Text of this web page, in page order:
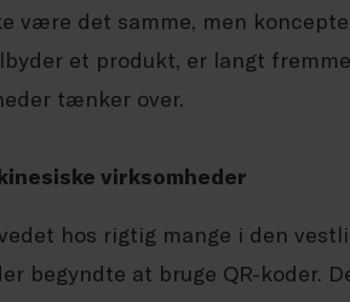
være det samme, men
et produkt, er langt
tænker over.
virksomheder
hos rigtig mange i den
begyndte at bruge QR-koder.